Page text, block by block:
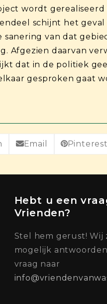
wordt
schijnt het
van dat
Afgezien daarvan
dat in de politiek
gesproken gaat
Email Pinterest
Hebt u een
Vrienden?
Stel hem gerust! Wij
mogelijk
vraag naar